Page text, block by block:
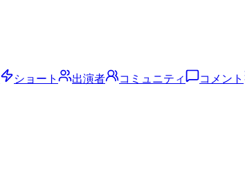
ショート 出演者 コミュニティ コメント